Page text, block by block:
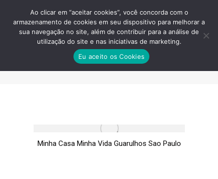
MINHA CASA MINHA VIDA
GUARULHOS SAO PAULO
Minha Casa Minha Vida Guarulhos Sao Paulo
Ao clicar em “aceitar cookies”, você concorda com o
armazenamento de cookies em seu dispositivo para melhorar a
sua navegação no site, além de contribuir para a análise de
utilização do site e nas iniciativas de marketing.
Eu aceito os Cookies